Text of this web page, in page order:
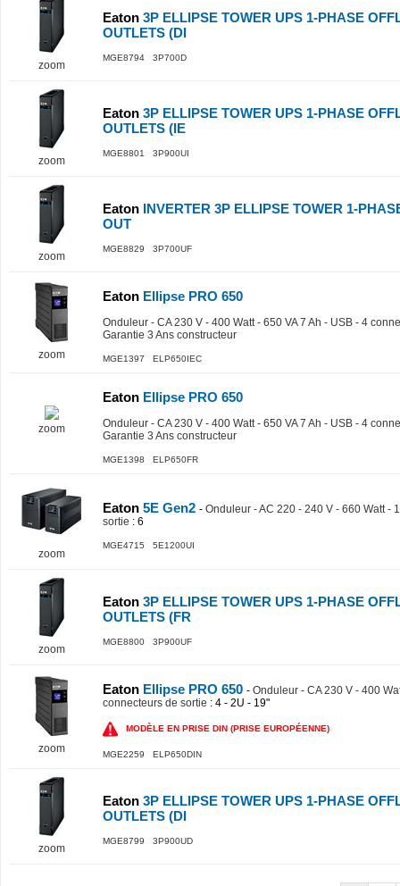
zoom
Eaton 3P ELLIPSE TOWER UPS 1-PHASE
OUTLETS (DI
MGE8794 3P700D
zoom
Eaton 3P ELLIPSE TOWER UPS 1-PHASE
OUTLETS (IE
MGE8801 3P900UI
zoom
Eaton INVERTER 3P ELLIPSE TOWER 1-
OUT
MGE8829 3P700UF
zoom
Eaton Ellipse PRO 650
Onduleur - CA 230 V - 400 Watt - 650 VA 7 Ah - USB - 4
Garantie 3 Ans constructeur
MGE1397 ELP650IEC
zoom
Eaton Ellipse PRO 650
Onduleur - CA 230 V - 400 Watt - 650 VA 7 Ah - USB - 4
Garantie 3 Ans constructeur
MGE1398 ELP650FR
zoom
Eaton 5E Gen2 - Onduleur - AC 220 - 240 V - 660 Watt -
sortie : 6
MGE4715 5E1200UI
zoom
Eaton 3P ELLIPSE TOWER UPS 1-PHASE
OUTLETS (FR
MGE8800 3P900UF
zoom
Eaton Ellipse PRO 650 - Onduleur - CA 230 V - 400
connecteurs de sortie : 4 - 2U - 19"
MODÈLE EN PRISE DIN (PRISE EUROPÉENNE)
MGE2259 ELP650DIN
zoom
Eaton 3P ELLIPSE TOWER UPS 1-PHASE
OUTLETS (DI
MGE8799 3P900UD